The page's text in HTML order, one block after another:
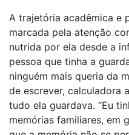
A trajetória acadêmica e
marcada pela atenção
nutrida por ela desde a
pessoa que tinha a
ninguém mais queria da
de escrever, calculadora
tudo ela guardava. “Eu
memórias familiares, em